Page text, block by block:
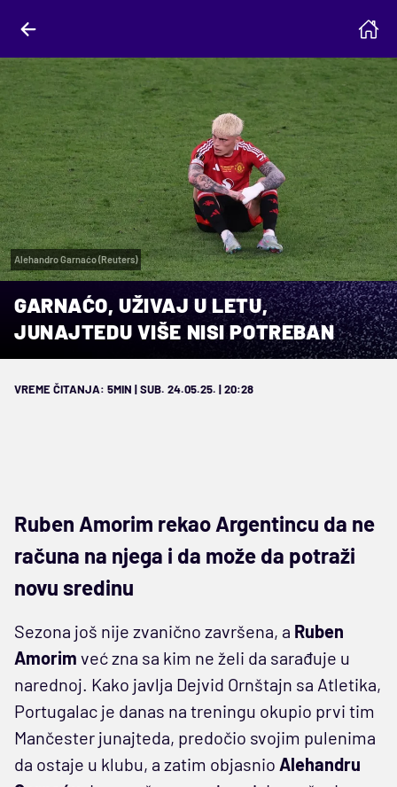
Alehandro Garnaćo (Reuters)
GARNAĆO, UŽIVAJ U LETU,
JUNAJTEDU VIŠE NISI POTREBAN
VREME ČITANJA: 5MIN | SUB. 24.05.25. | 20:28
Ruben Amorim rekao Argentincu da ne
računa na njega i da može da potraži
novu sredinu
Sezona još nije zvanično završena, a Ruben
Amorim već zna sa kim ne želi da sarađuje u
narednoj. Kako javlja Dejvid Ornštajn sa Atletika,
Portugalac je danas na treningu okupio prvi tim
Mančester junajteda, predočio svojim pulenima
da ostaje u klubu, a zatim objasnio Alehandru